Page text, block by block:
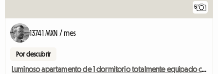
5
13741 MXN / mes
Por descubrir
Luminoso apartamento de 1 dormitorio totalmente equipado con parking y terraza.